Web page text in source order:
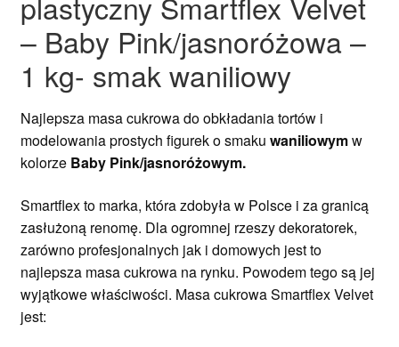
– Baby Pink/jasnoróżowa –
1 kg- smak waniliowy
Najlepsza masa cukrowa do obkładania tortów i
modelowania prostych figurek o smaku waniliowymw
kolorze Baby Pink/jasnoróżowym.
Smartflex to marka, która zdobyła w Polsce i za granicą
zasłużoną renomę. Dla ogromnej rzeszy dekoratorek,
zarówno profesjonalnych jak i domowych jest to
najlepsza masa cukrowa na rynku. Powodem tego są jej
wyjątkowe właściwości. Masa cukrowa Smartflex Velvet
jest: